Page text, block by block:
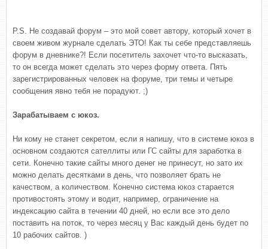
P.S. Не создавай форум – это мой совет автору, который хочет в
своем живом журнале сделать ЭТО! Как ты себе представляешь
форум в дневнике?! Если посетитель захочет что-то высказать,
то он всегда может сделать это через форму ответа. Пять
зарегистрированных человек на форуме, три темы и четыре
сообщения явно тебя не порадуют. ;)
Зарабатываем с юкоз.
Ни кому не станет секретом, если я напишу, что в системе юкоз в
основном создаются сателлиты или ГС сайты для заработка в
сети. Конечно такие сайты много денег не принесут, но зато их
можно делать десятками в день, что позволяет брать не
качеством, а количеством. Конечно система юкоз старается
противостоять этому и водит, например, ограничение на
индексацию сайта в течении 40 дней, но если все это дело
поставить на поток, то через месяц у Вас каждый день будет по
10 рабочих сайтов. )